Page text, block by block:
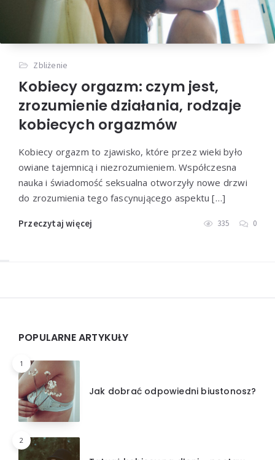
Zbliżenie
Kobiecy orgazm: czym jest,
zrozumienie działania, rodzaje
kobiecych orgazmów
Kobiecy orgazm to zjawisko, które przez wieki było
owiane tajemnicą i niezrozumieniem. Współczesna
nauka i świadomość seksualna otworzyły nowe drzwi
do zrozumienia tego fascynującego aspektu […]
Przeczytaj więcej 335 0
POPULARNE ARTYKUŁY
1
Jak dobrać odpowiedni biustonosz?
2